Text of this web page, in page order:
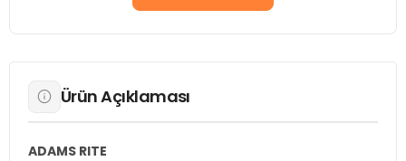
Ürün Açıklaması
ADAMS RITE